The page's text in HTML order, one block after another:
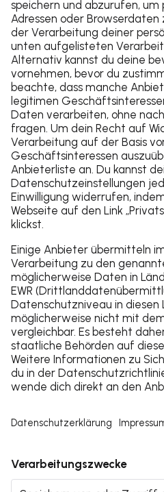
Tipps für einen
Businessplan:
Beschreibe deine
verständlich.
und keine